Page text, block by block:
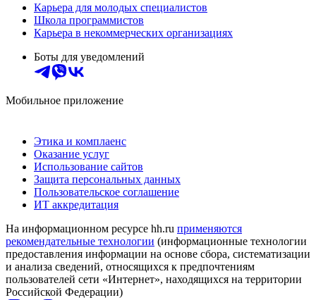
Карьера для молодых специалистов
Школа программистов
Карьера в некоммерческих организациях
Боты для уведомлений
Мобильное приложение
Этика и комплаенс
Оказание услуг
Использование сайтов
Защита персональных данных
Пользовательское соглашение
ИТ аккредитация
На информационном ресурсе hh.ru применяются
рекомендательные технологии (информационные технологии
предоставления информации на основе сбора, систематизации
и анализа сведений, относящихся к предпочтениям
пользователей сети «Интернет», находящихся на территории
Российской Федерации)